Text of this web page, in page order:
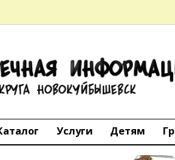
Услуги Детям